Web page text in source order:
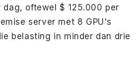
oftewel $ 125.000 per
server met 8 GPU's
belasting in minder dan drie